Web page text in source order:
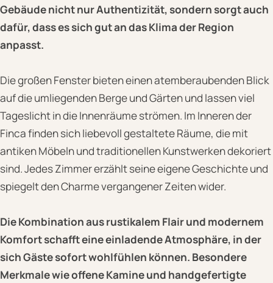
Gebäude nicht nur Authentizität, sondern sorgt auch
dafür, dass es sich gut an das Klima der Region
anpasst.
Die großen Fenster bieten einen atemberaubenden Blick
auf die umliegenden Berge und Gärten und lassen viel
Tageslicht in die Innenräume strömen. Im Inneren der
Finca finden sich liebevoll gestaltete Räume, die mit
antiken Möbeln und traditionellen Kunstwerken dekoriert
sind. Jedes Zimmer erzählt seine eigene Geschichte und
spiegelt den Charme vergangener Zeiten wider.
Die Kombination aus rustikalem Flair und modernem
Komfort schafft eine einladende Atmosphäre, in der
sich Gäste sofort wohlfühlen können. Besondere
Merkmale wie offene Kamine und handgefertigte